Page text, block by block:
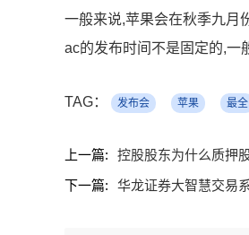
一般来说,苹果会在秋季九月
ac的发布时间不是固定的,一
TAG： 发布会 苹果 最全
上一篇:
控股股东为什么质押
下一篇:
华龙证券大智慧交易